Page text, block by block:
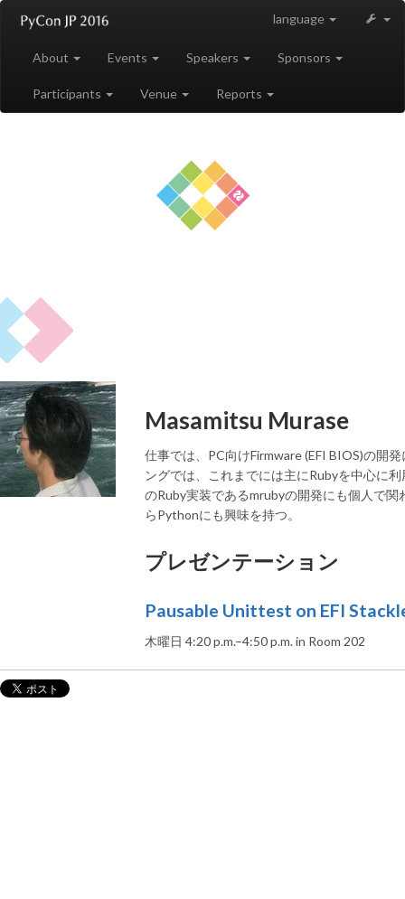
language
About Events Speakers Sponsors
Participants Venue Reports
Masamitsu Murase
仕事では、PC向けFirmware (EFI BIOS)の開
ングでは、これまでには主にRubyを中心に
のRuby実装であるmrubyの開発にも個人で関
らPythonにも興味を持つ。
プレゼンテーション
Pausable Unittest on EFI
木曜日 4:20 p.m.–4:50 p.m. in Room 202